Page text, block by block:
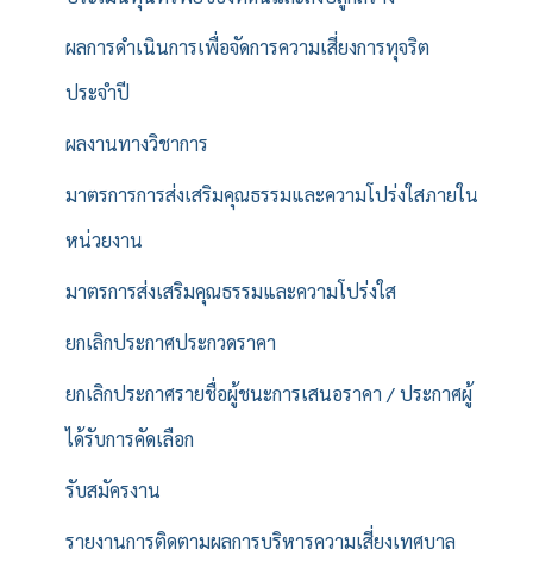
ผลการดำเนินการเพื่อจัดการความเสี่ยงการทุจริต
ประจำปี
ผลงานทางวิชาการ
มาตรการการส่งเสริมคุณธรรมและความโปร่งใสภายใน
หน่วยงาน
มาตรการส่งเสริมคุณธรรมและความโปร่งใส
ยกเลิกประกาศประกวดราคา
ยกเลิกประกาศรายชื่อผู้ชนะการเสนอราคา / ประกาศผู้
ได้รับการคัดเลือก
รับสมัครงาน
รายงานการติดตามผลการบริหารความเสี่ยงเทศบาล